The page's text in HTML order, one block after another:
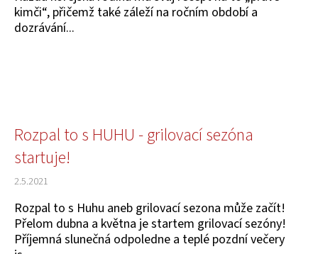
kimči“, přičemž také záleží na ročním období a
dozrávání...
Rozpal to s HUHU - grilovací sezóna
startuje!
2.5.2021
Rozpal to s Huhu aneb grilovací sezona může začít!
Přelom dubna a května je startem grilovací sezóny!
Příjemná slunečná odpoledne a teplé pozdní večery